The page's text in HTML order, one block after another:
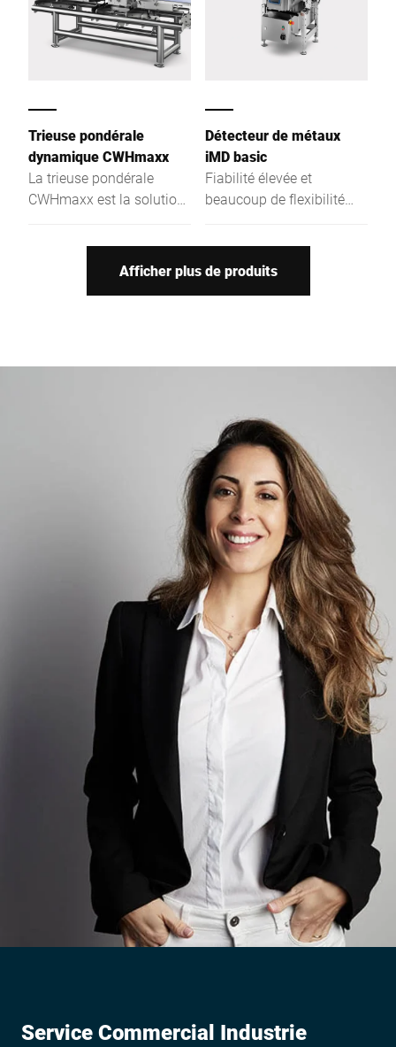
adaptée à des
applications en
environnement sec pour
Trieuse pondérale
dynamique CWHmaxx
La trieuse pondérale
CWHmaxx est la solution
permet de contrôler le
Elle est spécialement
Détecteur de métaux
iMD basic
Fiabilité élevée et
beaucoup de flexibilité
les produits emballés ou
non à la sécurité de la
ou de métaux non ferreux
Afficher plus de produits
Service Commercial Industrie